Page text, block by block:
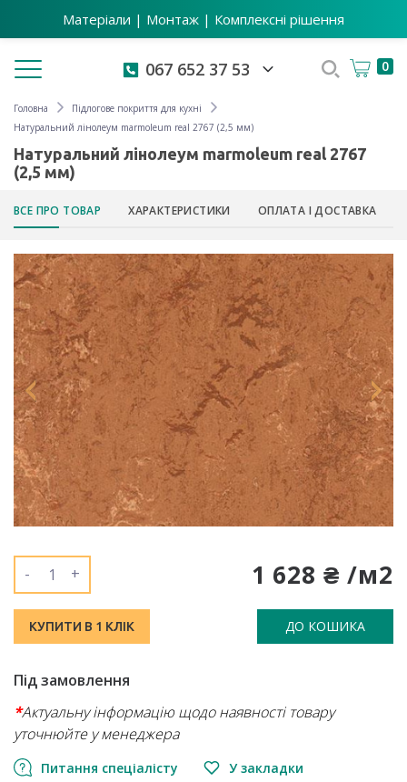
Матеріали | Монтаж | Комплексні рішення
Toggle navigation 067 652 37 53 0
Головна
Підлогове покриття для кухні
Натуральний лінолеум marmoleum real 2767 (2,5 мм)
Натуральний лінолеум marmoleum real 2767
(2,5 мм)
ВСЕ ПРО ТОВАР ХАРАКТЕРИСТИКИ ОПЛАТА І ДОСТАВКА
1 628 ₴ /м2
- +
КУПИТИ В 1 КЛІК ДО КОШИКА
Під замовлення
*Актуальну інформацію щодо наявності товару
уточнюйте у менеджера
Питання спеціалісту У закладки